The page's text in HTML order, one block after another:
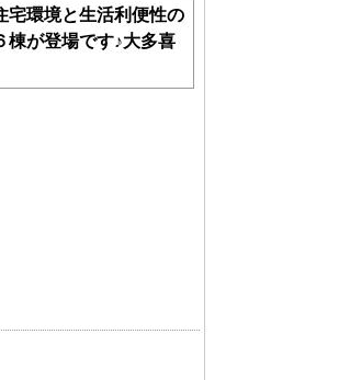
宅環境と生活利便性の
棟が登場です♪大多喜
方面エリアの新築一戸建